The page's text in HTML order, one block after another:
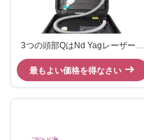
3つの頭部QはNd Yagレーザー機
械顔料の取り外しカーボン皮を転
換した
最もよい価格を得なさい